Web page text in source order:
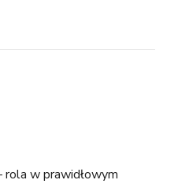
w prawidłowym